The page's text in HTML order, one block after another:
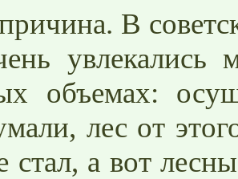
В
увлекались
объемах:
лес от
стал, а вот